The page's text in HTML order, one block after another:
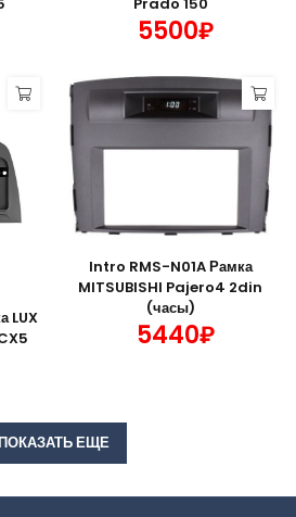
5500₽
LUX
Intro RMS-N01A Рамка
MITSUBISHI Pajero4 2din
(часы)
5440₽
ЕЩЕ